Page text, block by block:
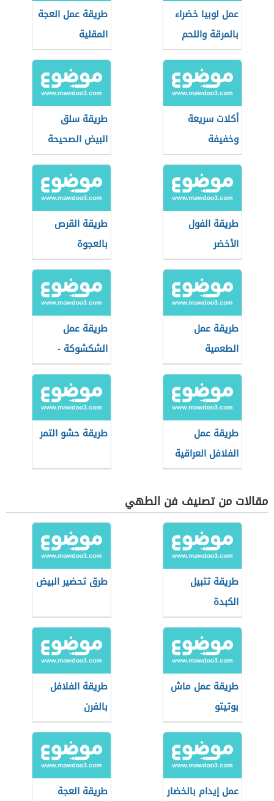
عمل لوبيا خضراء
بالمرقة واللحم
طريقة عمل العجة
المقلية
أكلات سريعة
وخفيفة
طريقة سلق
البيض الصحيحة
طريقة الفول
الأخضر
طريقة القرص
بالعجوة
طريقة عمل
الطعمية
طريقة عمل
الشكشوكة -
فيديو
طريقة عمل
الفلافل العراقية
طريقة حشو التمر
مقالات من تصنيف فن الطهي
طريقة تتبيل
الكبدة
طرق تحضير البيض
طريقة عمل ماش
بوتيتو
طريقة الفلافل
بالفرن
عمل إيدام بالخضار
طريقة العجة